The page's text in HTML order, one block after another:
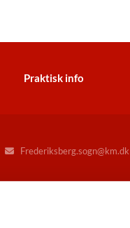
Praktisk info
Frederiksberg.sogn@km.dk